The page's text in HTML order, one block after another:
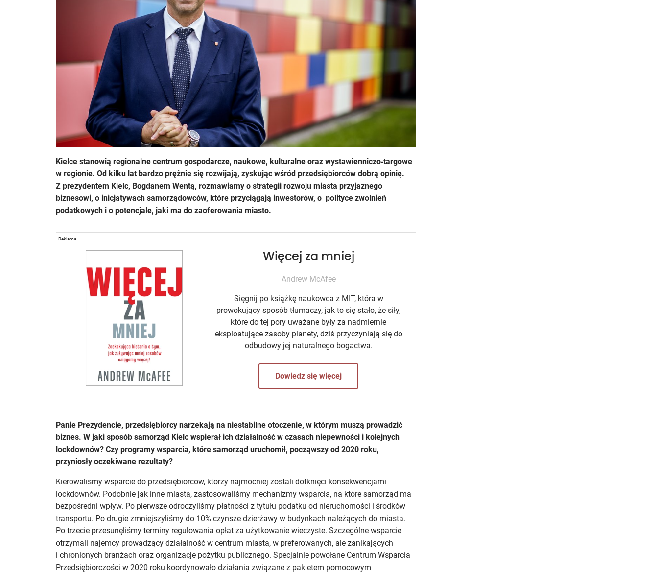
Kielce stanowią regionalne centrum gospodarcze, naukowe, kulturalne oraz wystawienniczo‑targowe
w regionie. Od kilku lat bardzo prężnie się rozwijają, zyskując wśród przedsiębiorców dobrą opinię.
Z prezydentem Kielc, Bogdanem Wentą, rozmawiamy o strategii rozwoju miasta przyjaznego
biznesowi, o inicjatywach samorządowców, które przyciągają inwestorów, o polityce zwolnień
podatkowych i o potencjale, jaki ma do zaoferowania miasto.
Reklama
Więcej za mniej
Andrew McAfee
Sięgnij po książkę naukowca z MIT, która w
prowokujący sposób tłumaczy, jak to się stało, że siły,
które do tej pory uważane były za nadmiernie
eksploatujące zasoby planety, dziś przyczyniają się do
odbudowy jej naturalnego bogactwa.
Dowiedz się więcej
Panie Prezydencie, przedsiębiorcy narzekają na niestabilne otoczenie, w którym muszą prowadzić
biznes. W jaki sposób samorząd Kielc wspierał ich działalność w czasach niepewności i kolejnych
lockdownów? Czy programy wsparcia, które samorząd uruchomił, począwszy od 2020 roku,
przyniosły oczekiwane rezultaty?
Kierowaliśmy wsparcie do przedsiębiorców, którzy najmocniej zostali dotknięci konsekwencjami
lockdownów. Podobnie jak inne miasta, zastosowaliśmy mechanizmy wsparcia, na które samorząd ma
bezpośredni wpływ. Po pierwsze odroczyliśmy płatności z tytułu podatku od nieruchomości i środków
transportu. Po drugie zmniejszyliśmy do 10% czynsze dzierżawy w budynkach należących do miasta.
Po trzecie przesunęliśmy terminy regulowania opłat za użytkowanie wieczyste. Szczególne wsparcie
otrzymali najemcy prowadzący działalność w centrum miasta, w preferowanych, ale zanikających
i chronionych branżach oraz organizacje pożytku publicznego. Specjalnie powołane Centrum Wsparcia
Przedsiębiorczości w 2020 roku koordynowało działania związane z pakietem pomocowym